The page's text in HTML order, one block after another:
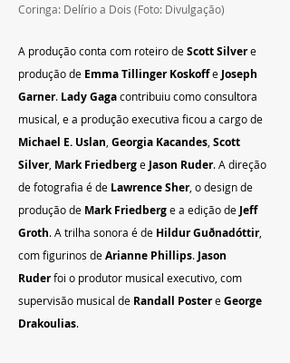
Coringa: Delírio a Dois (Foto: Divulgação)
A produção conta com roteiro de Scott Silver e
produção de Emma Tillinger Koskoff e Joseph
Garner. Lady Gaga contribuiu como consultora
musical, e a produção executiva ficou a cargo de
Michael E. Uslan Georgia Kacandes Scott
Silver, Mark Friedberg e Jason Ruder. A direção
de fotografia é de Lawrence Sher, o design de
produção de Mark Friedberg e a edição de Jeff
Groth. A trilha sonora é de Hildur Guðnadóttir,
com figurinos de Arianne Phillips. Jason
Ruder foi o produtor musical executivo, com
supervisão musical de Randall Poster e George
Drakoulias.